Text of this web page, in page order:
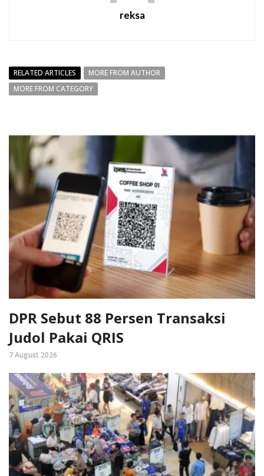
reksa
RELATED ARTICLES
MORE FROM AUTHOR
MORE FROM CATEGORY
DPR Sebut 88 Persen Transaksi
Judol Pakai QRIS
7 August 2026